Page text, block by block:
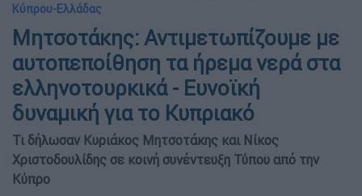
Κύπρου-Ελλάδας
Μητσοτάκης: Αντιμετωπίζουμε με
αυτοπεποίθηση τα ήρεμα νερά στα
ελληνοτουρκικά - Ευνοϊκή
δυναμική για το Κυπριακό
Τι δήλωσαν Κυριάκος Μητσοτάκης και Νίκος
Χριστοδουλίδης σε κοινή συνέντευξη Τύπου από την
Κύπρο